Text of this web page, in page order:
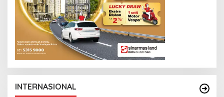
INTERNASIONAL